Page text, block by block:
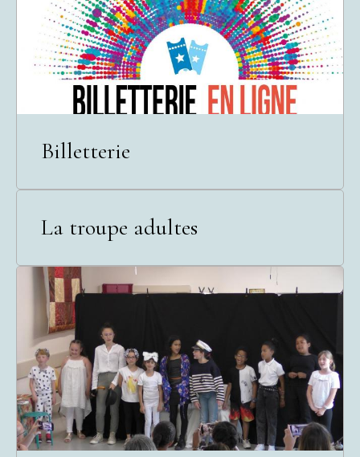
Billetterie
La troupe adultes